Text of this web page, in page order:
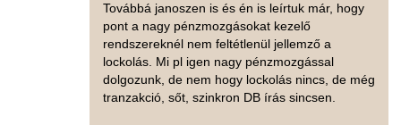
Továbbá janoszen is és én is leírtuk már, hogy
pont a nagy pénzmozgásokat kezelő
rendszereknél nem feltétlenül jellemző a
lockolás. Mi pl igen nagy pénzmozgással
dolgozunk, de nem hogy lockolás nincs, de még
tranzakció, sőt, szinkron DB írás sincsen.